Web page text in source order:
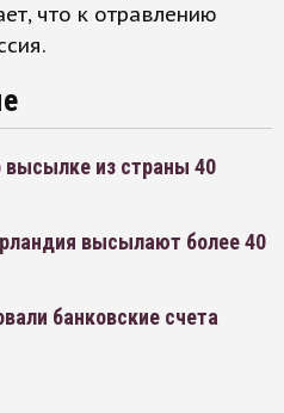
что к отравлению
из страны 40
высылают более 40
банковские счета